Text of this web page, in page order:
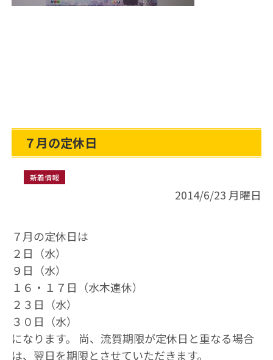
７月の定休日
新着情報
2014/6/23 月曜日
７月の定休日は
２日（水）
９日（水）
１６・１７日（水木連休）
２３日（水）
３０日（水）
になります。 尚、流質期限が定休日と重なる場合
は、翌日を期限とさせていただきます。